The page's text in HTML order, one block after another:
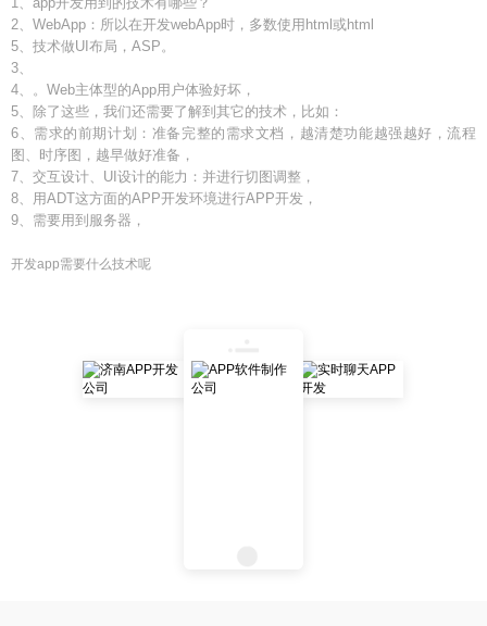
2、WebApp：所以在开发webApp时，多数使用html或html
5、技术做UI布局，ASP。
3、
4、。Web主体型的App用户体验好坏，
5、除了这些，我们还需要了解到其它的技术，比如：
6、需求的前期计划：准备完整的需求文档，越清楚功能越强越好，流程
图、时序图，越早做好准备，
7、交互设计、UI设计的能力：并进行切图调整，
8、用ADT这方面的APP开发环境进行APP开发，
9、需要用到服务器，
开发app需要什么技术呢